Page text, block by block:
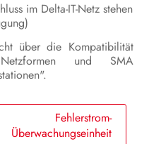
im Delta-IT-Netz stehen
über die Kompatibilität
und SMA
Fehlerstrom-
Überwachungseinheit